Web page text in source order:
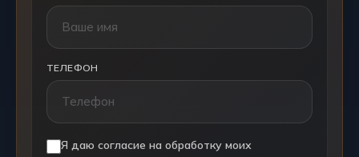
ТЕЛЕФОН
Я даю согласие на обработку моих